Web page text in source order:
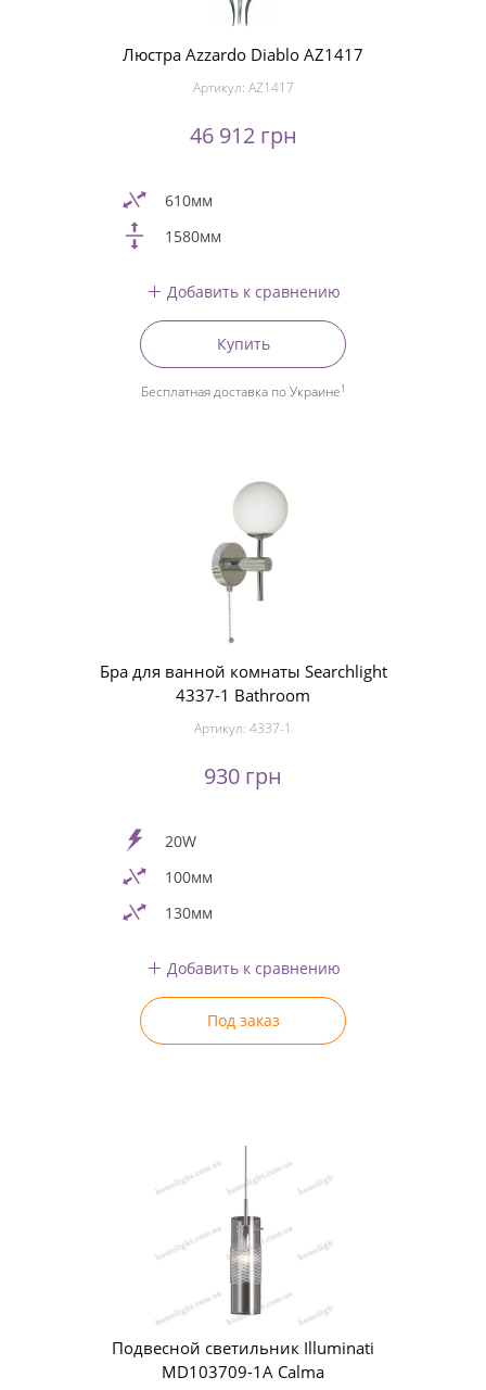
Люстра Azzardo Diablo AZ1417
Артикул: AZ1417
46 912 грн
610мм
1580мм
Добавить к сравнению
Купить
Бесплатная доставка по Украине1
Бра для ванной комнаты Searchlight
4337-1 Bathroom
Артикул: 4337-1
930 грн
20W
100мм
130мм
Добавить к сравнению
Под заказ
Подвесной светильник Illuminati
MD103709-1A Calma